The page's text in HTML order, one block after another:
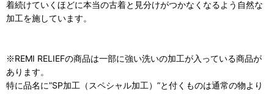
着続けていくほどに本当の古着と見分けがつかなくなるよう自然な
加工を施しています。
※REMI RELIEFの商品は一部に強い洗いの加工が入っている商品が
あります。
特に品名に”SP加工（スペシャル加工）”と付くものは通常の物より